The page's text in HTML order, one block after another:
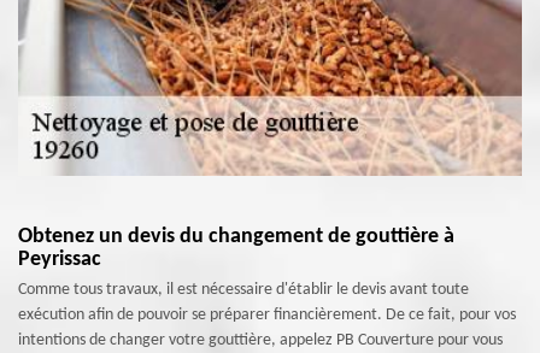
Obtenez un devis du changement de gouttière à
Peyrissac
Comme tous travaux, il est nécessaire d'établir le devis avant toute
exécution afin de pouvoir se préparer financièrement. De ce fait, pour vos
intentions de changer votre gouttière, appelez PB Couverture pour vous